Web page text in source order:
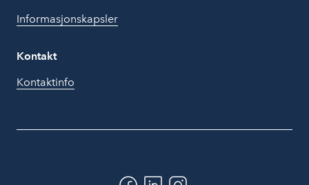
Informasjonskapsler
Kontakt
Kontaktinfo